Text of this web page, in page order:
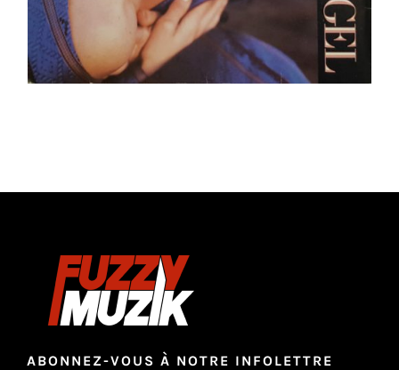
ABONNEZ-VOUS À NOTRE INFOLETTRE